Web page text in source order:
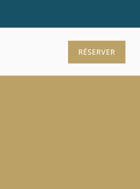
RÉSERVER